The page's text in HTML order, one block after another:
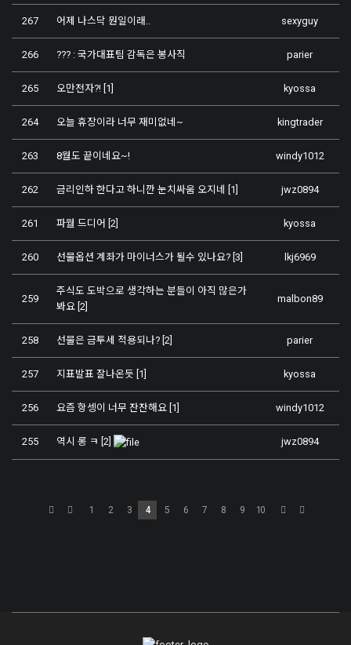
267 어제 나스닥 뭔일이래.. sexyguy
266 ??? : 국가대표팀 감독은 봉사직 parier
265 오만전자?! [1] kyossa
264 오늘 휴장이라 너무 재미없네~ kingtrader
263 8월도 끝이네요~! windy1012
262 금리인하 한다고 하니깐 눈치싸움 오지네 [1] jwz0894
261 파월 드디어 [2] kyossa
260 선물옵션 계좌가 마이너스가 될수 있나요? [3] lkj6969
259
주식도 도박으로 생각하는 분들이 아직 많은가
봐요 [2]
malbon89
258 선물은 금투세 적용되나? [2] parier
257 지표발표 잘나온듯 [1] kyossa
256 요즘 항셍이 너무 잔잔해요 [1] windy1012
255 역시 롱 ㅋ [2] jwz0894
1 2 3 4 5 6 7 8 9 10